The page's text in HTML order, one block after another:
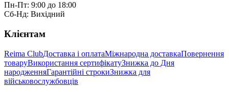
Пн-Пт: 9:00 до 18:00
Сб-Нд: Вихідний
Клієнтам
Reima ClubДоставка і оплатаМіжнародна доставкаПовернення
товаруВикористання сертифікатуЗнижка до Дня
народженняГарантійні строкиЗнижка для
військовослужбовців